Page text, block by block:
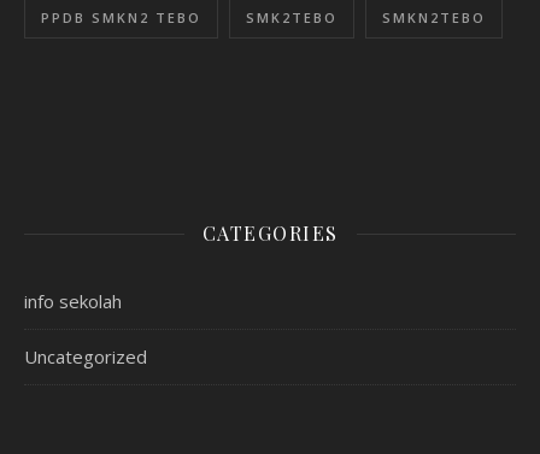
PPDB SMKN2 TEBO SMK2TEBO SMKN2TEBO
CATEGORIES
info sekolah
Uncategorized